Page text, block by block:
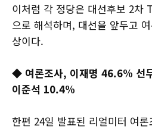
이처럼 각 정당은 대선후보 2차
으로 해석하며, 대선을 앞두고
상이다.
◆ 여론조사, 이재명 46.6%
이준석 10.4%
한편 24일 발표된 리얼미터 여